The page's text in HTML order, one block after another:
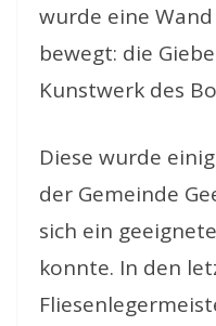
wurde eine
bewegt: die
Kunstwerk des
Diese wurde
der Gemeinde
sich ein
konnte. In den